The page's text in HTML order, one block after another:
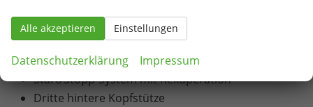
Kabelloses SmartLink
2x USB-C hinten
Waschwasserstandsanzeige
Start/Stopp-System mit Rekuperation
Dritte hintere Kopfstütze
Alle akzeptieren Einstellungen
Datenschutzerklärung Impressum